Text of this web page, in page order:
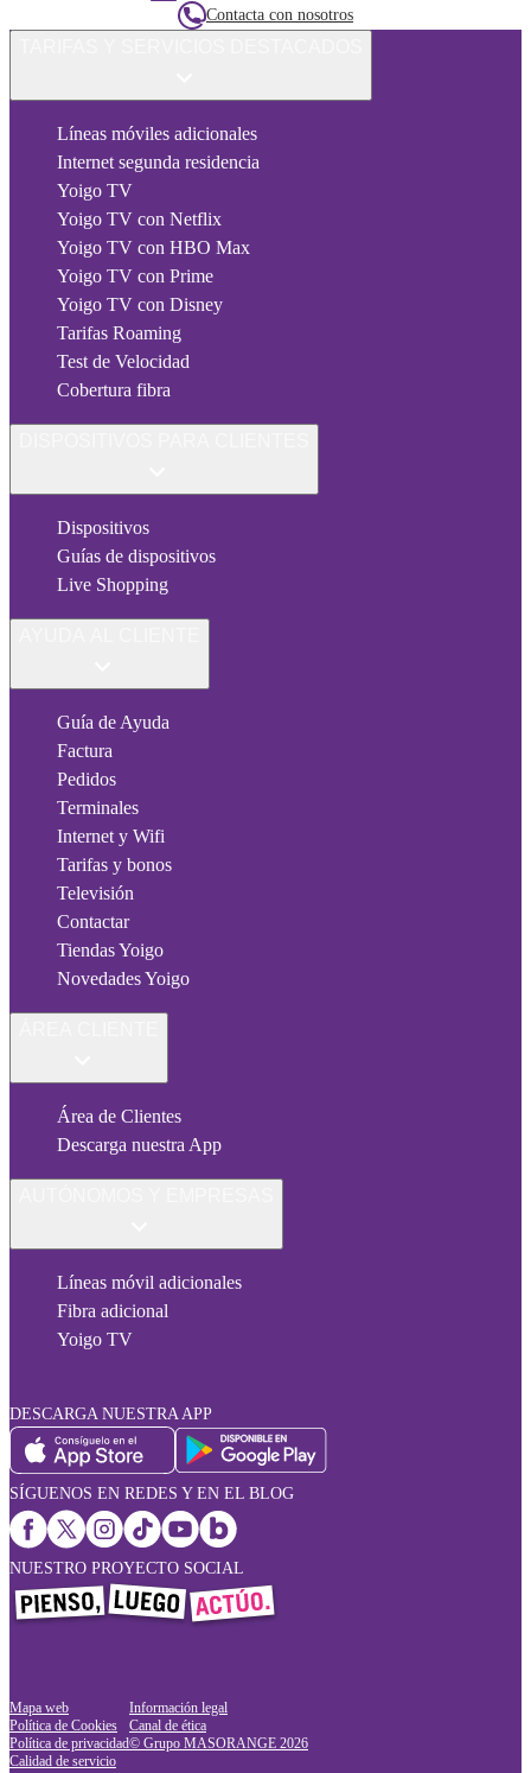
Contacta con nosotros
Líneas móviles adicionales
Internet segunda residencia
Yoigo TV
Yoigo TV con Netflix
Yoigo TV con HBO Max
Yoigo TV con Prime
Yoigo TV con Disney
Tarifas Roaming
Test de Velocidad
Cobertura fibra
Dispositivos
Guías de dispositivos
Live Shopping
Guía de Ayuda
Factura
Pedidos
Terminales
Internet y Wifi
Tarifas y bonos
Televisión
Contactar
Tiendas Yoigo
Novedades Yoigo
Área de Clientes
Descarga nuestra App
Líneas móvil adicionales
Fibra adicional
Yoigo TV
DESCARGA NUESTRA APP
SÍGUENOS EN REDES Y EN EL BLOG
NUESTRO PROYECTO SOCIAL
Mapa web
Política de Cookies
Política de privacidad
Calidad de servicio
Información legal
Canal de ética
© Grupo MASORANGE 2026